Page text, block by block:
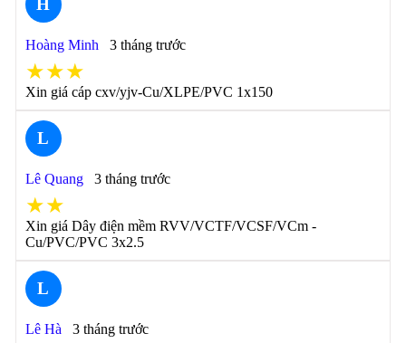
H
Hoàng Minh 3 tháng trước
★★★
Xin giá cáp cxv/yjv-Cu/XLPE/PVC 1x150
L
Lê Quang 3 tháng trước
★★
Xin giá Dây điện mềm RVV/VCTF/VCSF/VCm -
Cu/PVC/PVC 3x2.5
L
Lê Hà 3 tháng trước